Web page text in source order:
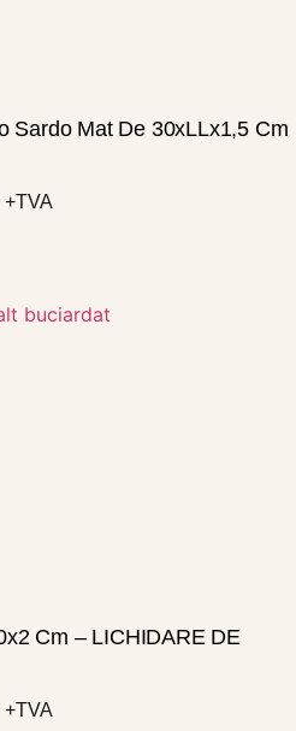
Sardo Mat De 30xLLx1,5 Cm
+TVA
Cm – LICHIDARE DE
+TVA